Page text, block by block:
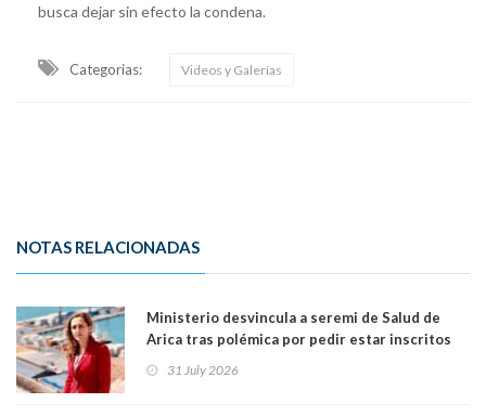
busca dejar sin efecto la condena.
Categorias: Videos y Galerías
NOTAS RELACIONADAS
Ministerio desvincula a seremi de Salud de
Arica tras polémica por pedir estar inscritos
Ya son 29 seremis despedidos desde el 11 de
31 July 2026